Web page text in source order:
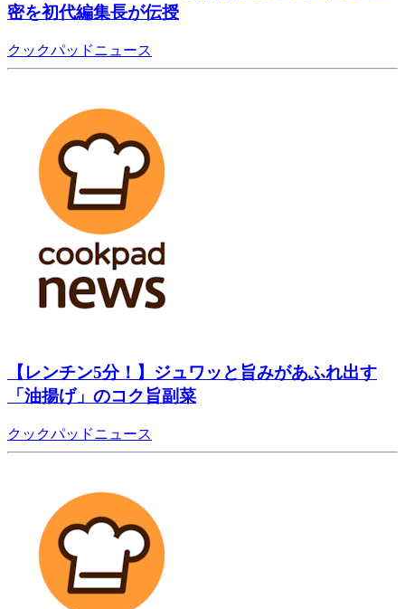
密を初代編集長が伝授
クックパッドニュース
【レンチン5分！】ジュワッと旨みがあふれ出す
「油揚げ」のコク旨副菜
クックパッドニュース